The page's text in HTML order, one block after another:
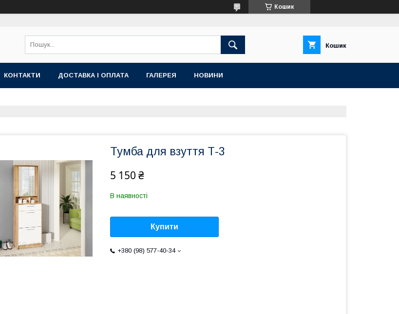
Кошик
Кошик
КОНТАКТИ ДОСТАВКА І ОПЛАТА ГАЛЕРЕЯ НОВИНИ
Тумба для взуття Т-3
5 150 ₴
В наявності
Купити
+380 (98) 577-40-34